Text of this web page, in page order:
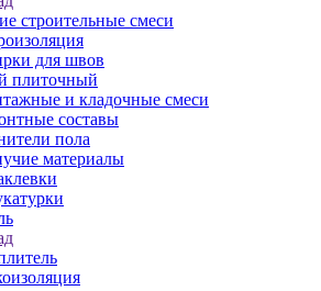
строительные смеси
для швов
плиточный
и кладочные смеси
составы
пола
материалы